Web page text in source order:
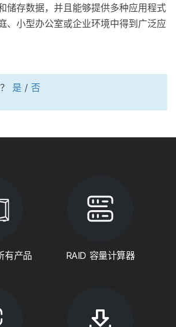
储存数据，并且能够提供多种应用程式
、小型办公室或企业环境中得到广泛应
是 / 否
有产品 RAID 容量计算器